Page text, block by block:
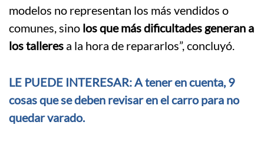
modelos no representan los más vendidos o
comunes, sino los que más dificultades generan a
los talleres a la hora de repararlos”, concluyó.
LE PUEDE INTERESAR: A tener en cuenta, 9
cosas que se deben revisar en el carro para no
quedar varado.